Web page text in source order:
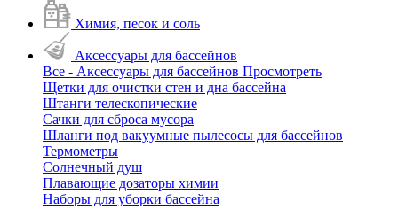
Химия, песок и соль
Аксессуары для бассейнов
Все - Аксессуары для бассейнов Просмотреть
Щетки для очистки стен и дна бассейна
Штанги телескопические
Сачки для сброса мусора
Шланги под вакуумные пылесосы для бассейнов
Термометры
Солнечный душ
Плавающие дозаторы химии
Наборы для уборки бассейна